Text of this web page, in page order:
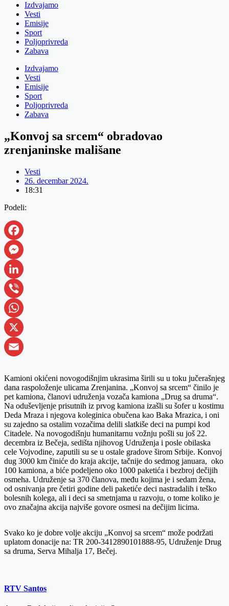
Izdvajamo
Vesti
Emisije
Sport
Poljoprivreda
Zabava
Izdvajamo
Vesti
Emisije
Sport
Poljoprivreda
Zabava
„Konvoj sa srcem“ obradovao
zrenjaninske mališane
Vesti
26. decembar 2024.
18:31
Podeli:
Facebook
Messenger
LinkedIn
Viber
WhatsApp
X
Kamioni okićeni novogodišnjim ukrasima širili su u toku jučerašnjeg
dana raspoloženje ulicama Zrenjanina. „Konvoj sa srcem“ činilo je
pet kamiona, članovi udruženja vozača kamiona „Drug sa druma“.
Na oduševljenje prisutnih iz prvog kamiona izašli su šofer u kostimu
Deda Mraza i njegova koleginica obučena kao Baka Mrazica, i oni
su zajedno sa ostalim vozačima delili slatkiše deci na pumpi kod
Citadele. Na novogodišnju humanitarnu vožnju pošli su još 22.
decembra iz Bečeja, sedišta njihovog Udruženja i posle obilaska
cele Vojvodine, zaputili su se u ostale gradove širom Srbije. Konvoj
dug 3000 km činiće do kraja akcije, tačnije do sedmog januara, oko
100 kamiona, a biće podeljeno oko 1000 paketića i bezbroj dečijih
osmeha. Udruženje sa 370 članova, među kojima je i sedam žena,
od osnivanja pre četiri godine deli paketiće deci nastradalih i teško
bolesnih kolega, ali i deci sa smetnjama u razvoju, o tome koliko je
ovo značajna akcija najviše govore osmesi na dečijim licima.
Svako ko je dobre volje akciju „Konvoj sa srcem“ može podržati
uplatom donacije na: TR 200-3412890101888-95, Udruženje Drug
sa druma, Serva Mihalja 17, Bečej.
RTV Santos